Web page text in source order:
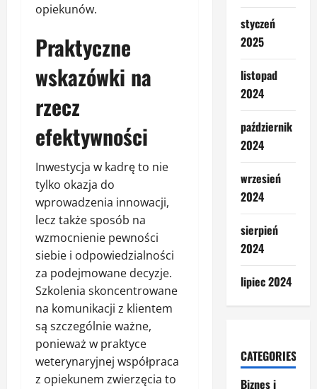
opiekunów.
Praktyczne
wskazówki na
rzecz
efektywności
Inwestycja w kadrę to nie
tylko okazja do
wprowadzenia innowacji,
lecz także sposób na
wzmocnienie pewności
siebie i odpowiedzialności
za podejmowane decyzje.
Szkolenia skoncentrowane
na komunikacji z klientem
są szczególnie ważne,
ponieważ w praktyce
weterynaryjnej współpraca
z opiekunem zwierzęcia to
styczeń
2025
listopad
2024
październik
2024
wrzesień
2024
sierpień
2024
lipiec 2024
CATEGORIES
Biznes i